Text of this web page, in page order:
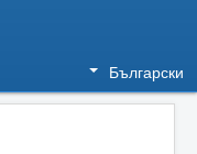
Български